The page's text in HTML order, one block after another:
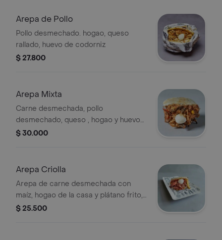
Arepa de Pollo
Pollo desmechado. hogao, queso
rallado, huevo de codorniz
$ 27.800
Arepa Mixta
Carne desmechada, pollo
desmechado, queso , hogao y huevo
de codorniz.
$ 30.000
Arepa Criolla
Arepa de carne desmechada con
maíz, hogao de la casa y plátano frito,
huevo de codorniz y queso.
$ 25.500